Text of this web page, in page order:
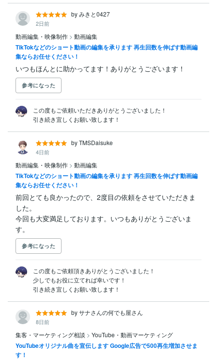
by みきと0427
2日前
動画編集・映像制作 > 動画編集
TikTokなどのショート動画の編集を承ります 再生回数を伸ばす動画編
集ならお任せください！
いつもほんとに助かってます！ありがとうございます！
参考になった
この度もご依頼いただきありがとうございました！
引き続き宜しくお願い致します！
by TMSDaisuke
4日前
動画編集・映像制作 > 動画編集
TikTokなどのショート動画の編集を承ります 再生回数を伸ばす動画編
集ならお任せください！
前回とても良かったので、2度目の依頼をさせていただきま
した。
今回も大変満足しております。いつもありがとうございま
す。
参考になった
この度もご依頼頂きありがとうございました！
少しでもお役に立てれば幸いです！
引き続き宜しくお願い致します！
by サナさんの何でも屋さん
8日前
集客・マーケティング相談 > YouTube・動画マーケティング
YouTubeオリジナル曲を宣伝します Google広告で500再生増加させま
す！